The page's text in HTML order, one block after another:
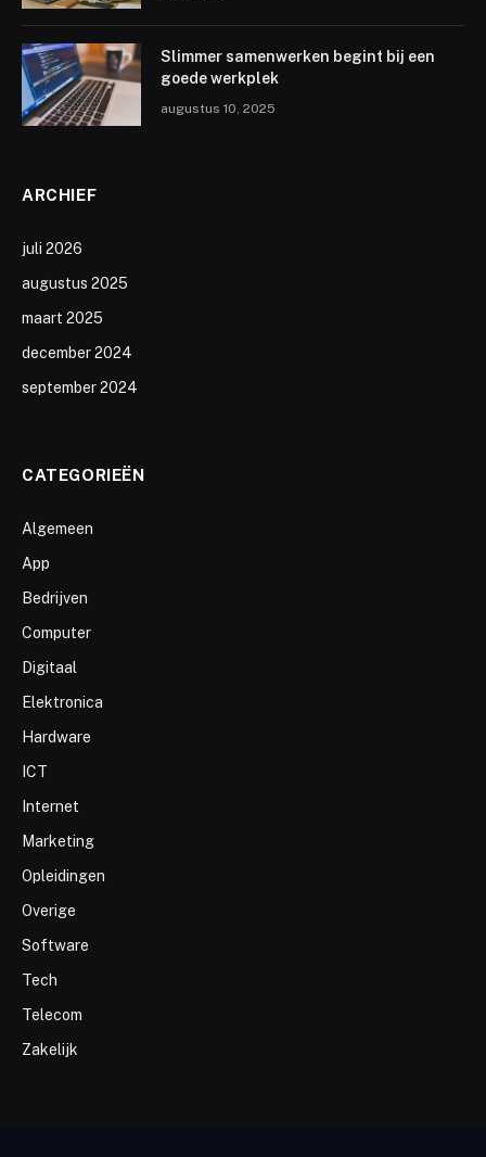
Slimmer samenwerken begint bij een
goede werkplek
augustus 10, 2025
ARCHIEF
juli 2026
augustus 2025
maart 2025
december 2024
september 2024
CATEGORIEËN
Algemeen
App
Bedrijven
Computer
Digitaal
Elektronica
Hardware
ICT
Internet
Marketing
Opleidingen
Overige
Software
Tech
Telecom
Zakelijk